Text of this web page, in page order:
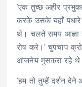
‘एक तुच्छ अहीर
करके उसके यहाँ पधारे
थे। चलते समय आज्ञा
रोष करे।’ चुपचाप
आंजनेय मुसकरा रहे थे।
‘हम तो तुम्हें दर्शन